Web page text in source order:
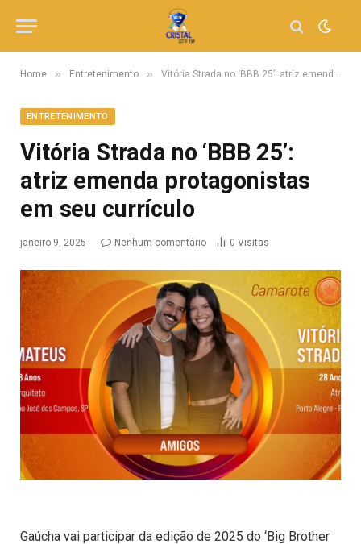
Home » Entretenimento » Vitória Strada no ‘BBB 25’: atriz emenda protagonistas em seu currículo
ENTRETENIMENTO
Vitória Strada no ‘BBB 25’:
atriz emenda protagonistas
em seu currículo
janeiro 9, 2025 Nenhum comentário 0 Visitas
Gaúcha vai participar da edição de 2025 do ‘Big Brother